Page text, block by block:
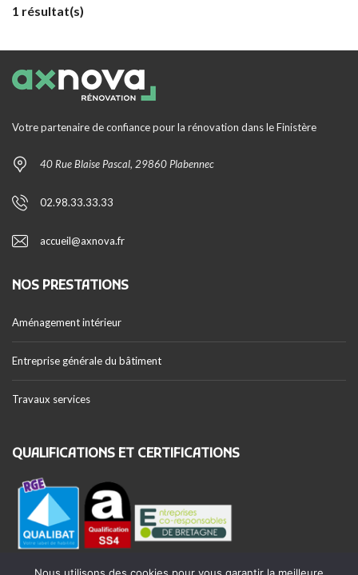
1 résultat(s)
Votre partenaire de confiance pour la rénovation dans le Finistère
40 Rue Blaise Pascal, 29860 Plabennec
02.98.33.33.33
accueil@axnova.fr
NOS PRESTATIONS
Aménagement intérieur
Entreprise générale du bâtiment
Travaux services
QUALIFICATIONS ET CERTIFICATIONS